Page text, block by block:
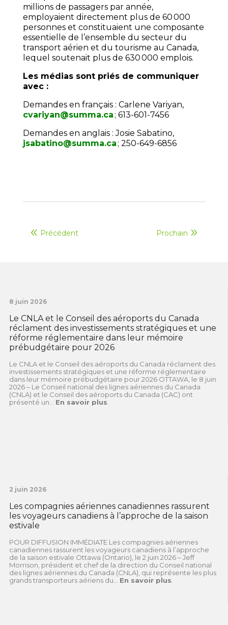
millions de passagers par année,
employaient directement plus de 60 000
personnes et constituaient une composante
essentielle de l’ensemble du secteur du
transport aérien et du tourisme au Canada,
lequel soutenait plus de 630 000 emplois.
Les médias sont priés de communiquer
avec :
Demandes en français : Carlene Variyan,
cvariyan@summa.ca ; 613-601-7456
Demandes en anglais : Josie Sabatino,
jsabatino@summa.ca ; 250-649-6856
Précédent Prochain
8 juin 2026
Le CNLA et le Conseil des aéroports du Canada
réclament des investissements stratégiques et une
réforme réglementaire dans leur mémoire
prébudgétaire pour 2026
Le CNLA et le Conseil des aéroports du Canada réclament des
investissements stratégiques et une réforme réglementaire
dans leur mémoire prébudgétaire pour 2026 OTTAWA, le 8 juin
2026 – Le Conseil national des lignes aériennes du Canada
(CNLA) et le Conseil des aéroports du Canada (CAC) ont
présenté un... En savoir plus
2 juin 2026
Les compagnies aériennes canadiennes rassurent
les voyageurs canadiens à l’approche de la saison
estivale
POUR DIFFUSION IMMÉDIATE Les compagnies aériennes
canadiennes rassurent les voyageurs canadiens à l’approche
de la saison estivale Ottawa (Ontario), le 2 juin 2026 – Jeff
Morrison, président et chef de la direction du Conseil national
des lignes aériennes du Canada (CNLA), qui représente les plus
grands transporteurs aériens du... En savoir plus